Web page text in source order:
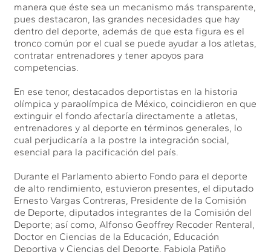
manera que éste sea un mecanismo más transparente,
pues destacaron, las grandes necesidades que hay
dentro del deporte, además de que esta figura es el
tronco común por el cual se puede ayudar a los atletas,
contratar entrenadores y tener apoyos para
competencias.
En ese tenor, destacados deportistas en la historia
olímpica y paraolímpica de México, coincidieron en que
extinguir el fondo afectaría directamente a atletas,
entrenadores y al deporte en términos generales, lo
cual perjudicaría a la postre la integración social,
esencial para la pacificación del país.
Durante el Parlamento abierto Fondo para el deporte
de alto rendimiento, estuvieron presentes, el diputado
Ernesto Vargas Contreras, Presidente de la Comisión
de Deporte, diputados integrantes de la Comisión del
Deporte; así como, Alfonso Geoffrey Recoder Renteral,
Doctor en Ciencias de la Educación, Educación
Deportiva y Ciencias del Deporte, Fabiola Patiño